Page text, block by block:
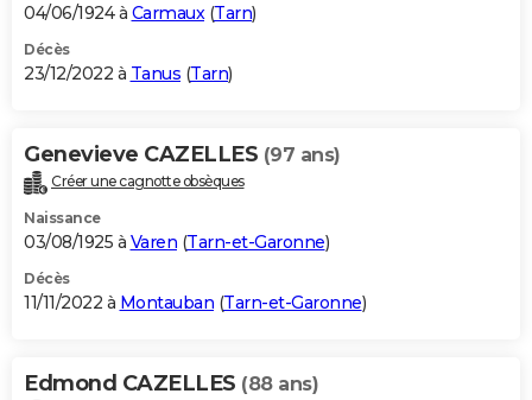
04/06/1924 à Carmaux(Tarn)
Décès
23/12/2022 à Tanus (Tarn)
Genevieve CAZELLES (97 ans)
Créer une cagnotte obsèques
Naissance
03/08/1925 à Varen (Tarn-et-Garonne)
Décès
11/11/2022 à Montauban (Tarn-et-Garonne)
Edmond CAZELLES (88 ans)